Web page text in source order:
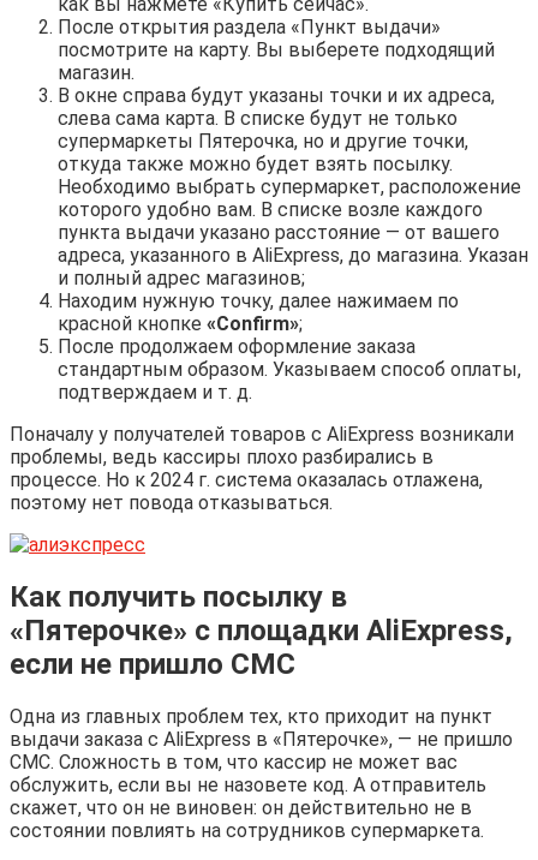
После открытия раздела «Пункт выдачи»
посмотрите на карту. Вы выберете подходящий
магазин.
В окне справа будут указаны точки и их адреса,
слева сама карта. В списке будут не только
супермаркеты Пятерочка, но и другие точки,
откуда также можно будет взять посылку.
Необходимо выбрать супермаркет, расположение
которого удобно вам. В списке возле каждого
пункта выдачи указано расстояние — от вашего
адреса, указанного в AliExpress, до магазина. Указан
и полный адрес магазинов;
Находим нужную точку, далее нажимаем по
красной кнопке «Confirm»;
После продолжаем оформление заказа
стандартным образом. Указываем способ оплаты,
подтверждаем и т. д.
Поначалу у получателей товаров с AliExpress возникали
проблемы, ведь кассиры плохо разбирались в
процессе. Но к 2024 г. система оказалась отлажена,
поэтому нет повода отказываться.
Как получить посылку в
«Пятерочке» с площадки AliExpress,
если не пришло СМС
Одна из главных проблем тех, кто приходит на пункт
выдачи заказа с AliExpress в «Пятерочке», — не пришло
СМС. Сложность в том, что кассир не может вас
обслужить, если вы не назовете код. А отправитель
скажет, что он не виновен: он действительно не в
состоянии повлиять на сотрудников супермаркета.